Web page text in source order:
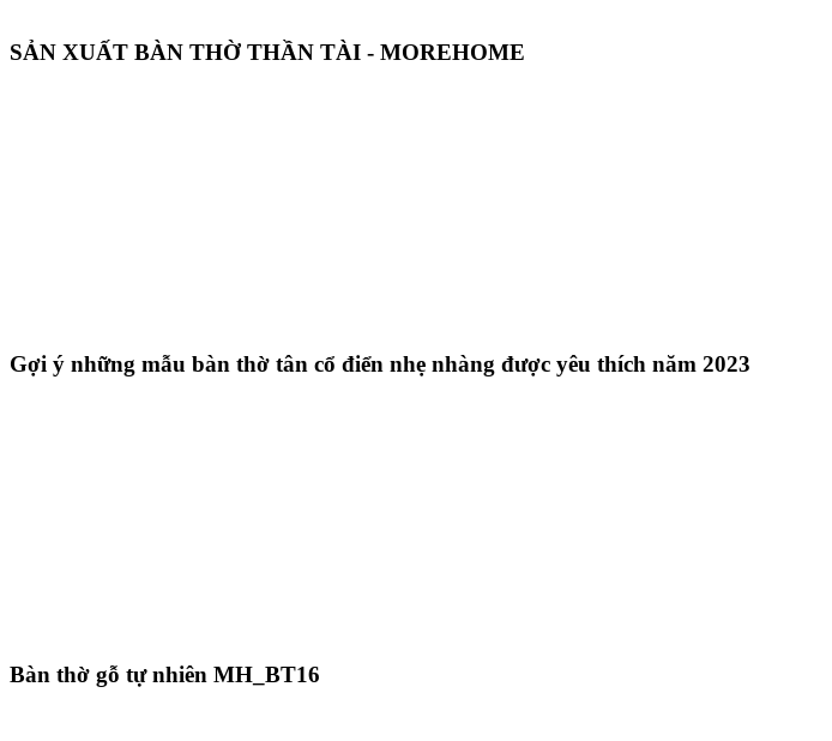
SẢN XUẤT BÀN THỜ THẦN TÀI - MOREHOME
Gợi ý những mẫu bàn thờ tân cổ điển nhẹ nhàng được yêu thích năm 2023
Bàn thờ gỗ tự nhiên MH_BT16